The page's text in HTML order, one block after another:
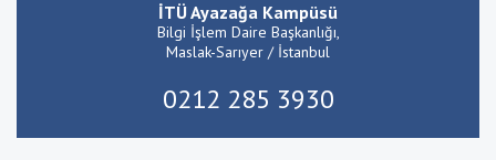
İTÜ Ayazağa Kampüsü
Bilgi İşlem Daire Başkanlığı,
Maslak-Sarıyer / İstanbul
0212 285 3930